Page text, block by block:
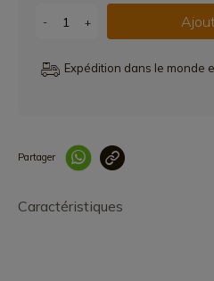
- +
Expédition dans le monde
Partager
Caractéristiques